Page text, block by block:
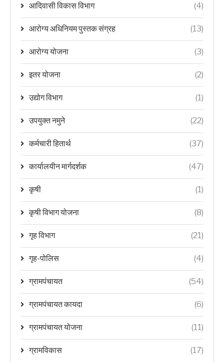
आदिवासी विकास विभाग (4)
आरोग्य अधिनियम पुस्तक संग्रह (13)
आरोग्य योजना (3)
इतर योजना (2)
उद्योग विभाग (1)
उपयुक्त नमुने (22)
कर्मचारी हितार्थ (37)
कार्यालयीन मार्गदर्शक (47)
कृषी (1)
कृषी विभाग योजना (8)
गृह विभाग (21)
गृह-पोलिस (4)
ग्रामपंचायत (54)
ग्रामपंचायत कायदा (6)
ग्रामपंचायत योजना (11)
ग्रामविकास (17)